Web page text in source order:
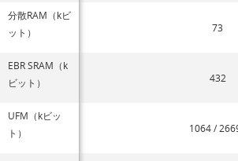
分散RAM（kビ
ット）
73
EBR SRAM（k
ビット）
432
UFM（kビッ
ト）
1064 /